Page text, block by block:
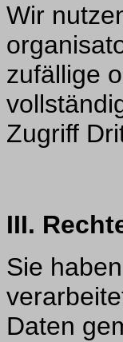
Wir
zufällige
Zugriff
III.
Sie
Daten